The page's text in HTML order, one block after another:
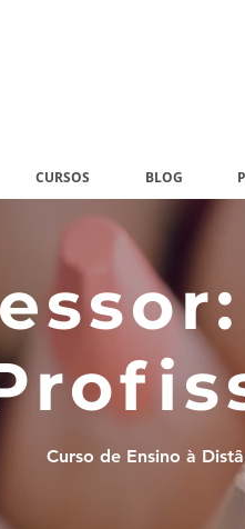
CURSOS BLOG
Curso de Ensino à